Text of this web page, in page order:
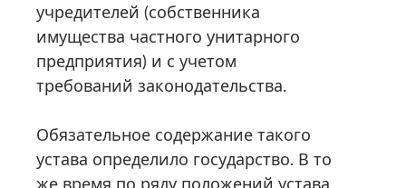
учредителей (собственника
имущества частного унитарного
предприятия) и с учетом
требований законодательства.
Обязательное содержание такого
устава определило государство. В то
же время по ряду положений устава